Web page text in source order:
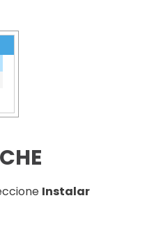
Instalar